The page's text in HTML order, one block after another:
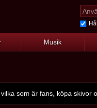
Musik
som är fans, köpa skivor